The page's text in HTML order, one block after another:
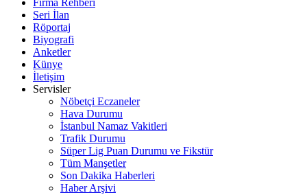
Firma Rehberi
Seri İlan
Röportaj
Biyografi
Anketler
Künye
İletişim
Servisler
Nöbetçi Eczaneler
Hava Durumu
İstanbul Namaz Vakitleri
Trafik Durumu
Süper Lig Puan Durumu ve Fikstür
Tüm Manşetler
Son Dakika Haberleri
Haber Arşivi